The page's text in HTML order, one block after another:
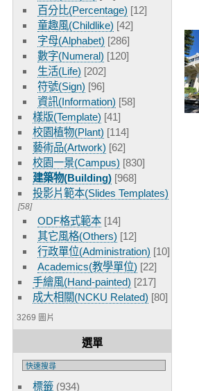
百分比(Percentage) [12]
童趣風(Childlike) [42]
字母(Alphabet) [286]
數字(Numeral) [120]
生活(Life) [202]
符號(Sign) [96]
資訊(Information) [58]
樣版(Template) [41]
校園植物(Plant) [114]
藝術品(Artwork) [62]
校園一景(Campus) [830]
建築物(Building) [968]
投影片範本(Slides Templates)
[58]
ODF格式範本 [14]
其它風格(Others) [12]
行政單位(Administration) [10]
Academics(教學單位) [22]
手繪風(Hand-painted) [217]
成大相關(NCKU Related) [80]
3269 圖片
選單
標籤 (934)